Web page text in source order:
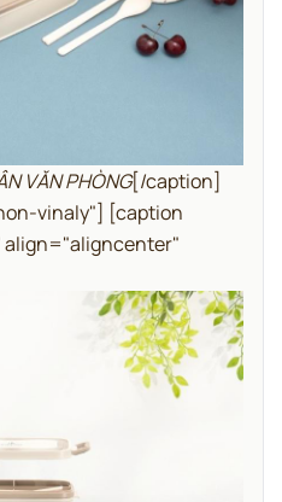
VĂN PHÒNG[/caption]
vinaly"] [caption